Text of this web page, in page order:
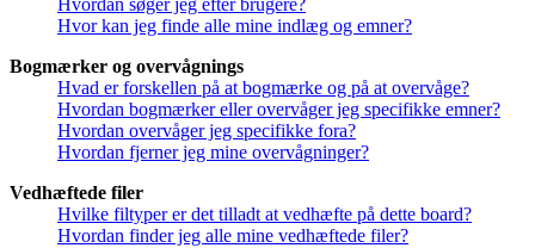
Hvordan søger jeg efter brugere?
Hvor kan jeg finde alle mine indlæg og emner?
Bogmærker og overvågnings
Hvad er forskellen på at bogmærke og på at overvåge?
Hvordan bogmærker eller overvåger jeg specifikke emner?
Hvordan overvåger jeg specifikke fora?
Hvordan fjerner jeg mine overvågninger?
Vedhæftede filer
Hvilke filtyper er det tilladt at vedhæfte på dette board?
Hvordan finder jeg alle mine vedhæftede filer?